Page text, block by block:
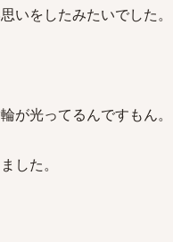
いをしたみたいでした。
が光ってるんですもん。
した。